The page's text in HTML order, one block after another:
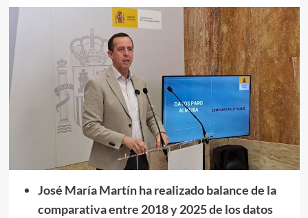
José María Martín ha realizado balance de la
comparativa entre 2018 y 2025 de los datos